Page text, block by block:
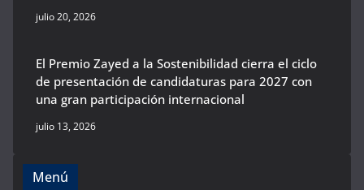
julio 20, 2026
El Premio Zayed a la Sostenibilidad cierra el ciclo
de presentación de candidaturas para 2027 con
una gran participación internacional
julio 13, 2026
Menú